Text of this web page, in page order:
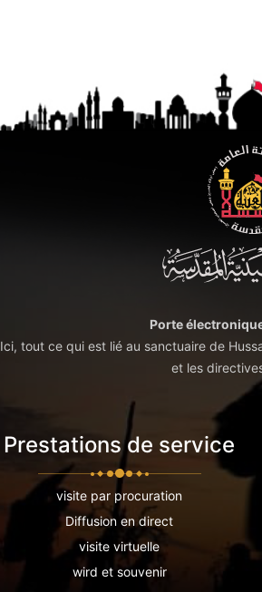
Porte
Ici, tout ce qui est lié au sanctuaire de
et les
Prestations de service
visite par procuration
Diffusion en direct
visite virtuelle
wird et souvenir